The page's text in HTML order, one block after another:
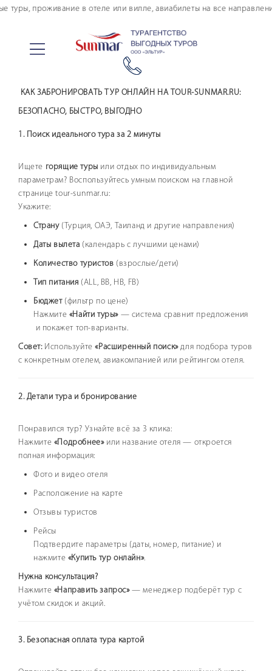
туры, проживание в отеле или вилле, авиабилеты на все
Поиск тура
Проживание
Купить авиабилеты
Тур. страхование
Туры в кредит
Авторские туры
Информация по авиаперелету
Личный кабинет туриста
Дополнительные услуги
FAQ по покупке тура онлайн
КАК ЗАБРОНИРОВАТЬ ТУР ОНЛАЙН НА TOUR-SUNMAR.RU:
БЕЗОПАСНО, БЫСТРО, ВЫГОДНО
1. Поиск идеального тура за 2 минуты
Ищете горящие туры или отдых по индивидуальным
параметрам? Воспользуйтесь умным поиском на главной
странице tour-sunmar.ru:
Укажите:
Страну(Турция, ОАЭ, Таиланд и другие направления)
Даты вылета (календарь с лучшими ценами)
Количество туристов (взрослые/дети)
Тип питания (ALL, BB, HB, FB)
Бюджет(фильтр по цене)
Нажмите «Найти туры» — система сравнит предложения
и покажет топ-варианты.
Совет:Используйте«Расширенный поиск»для подбора туров
с конкретным отелем, авиакомпанией или рейтингом отеля.
2. Детали тура и бронирование
Понравился тур? Узнайте всё за 3 клика:
Нажмите «Подробнее»или название отеля — откроется
полная информация:
Фото и видео отеля
Расположение на карте
Отзывы туристов
Рейсы
Подтвердите параметры (даты, номер, питание) и
нажмите «Купить тур онлайн».
Нужна консультация?
Нажмите «Направить запрос»— менеджер подберёт тур с
учётом скидок и акций.
3. Безопасная оплата тура картой